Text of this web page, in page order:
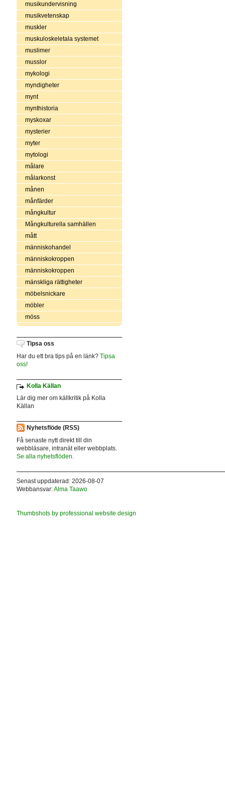
musikundervisning
musikvetenskap
muskler
muskuloskeletala systemet
muslimer
musslor
mykologi
myndigheter
mynt
mynthistoria
myskoxar
mysterier
myter
mytologi
målare
målarkonst
månen
månfärder
mångkultur
Mångkulturella samhällen
mått
människohandel
människokroppen
människokroppen
mänskliga rättigheter
möbelsnickare
möbler
möss
Tipsa oss
Har du ett bra tips på en länk? Tipsa
oss!
Kolla Källan
Lär dig mer om källkritik på Kolla
Källan
Nyhetsflöde (RSS)
Få senaste nytt direkt till din
webbläsare, intranät eller webbplats.
Se alla nyhetsflöden.
Senast uppdaterad: 2026-08-07
Webbansvar:Alma Taawo
Thumbshots by professional website design